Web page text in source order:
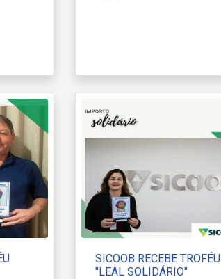
SICOOB RECEBE TROFÉU
"LEAL SOLIDÁRIO"